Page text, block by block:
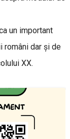
un important
români dar și de
XX.